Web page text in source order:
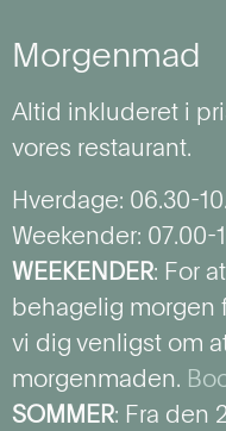
Morgenmad
Altid inkluderet i
vores restaurant.
Hverdage: 06.30-
Weekender: 07.00-
WEEKENDER: For
behagelig morgen
vi dig venligst om
morgenmaden.
SOMMER: Fra den